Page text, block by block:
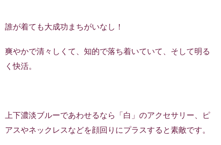
誰が着ても大成功まちがいなし！
爽やかで清々しくて、知的で落ち着いていて、そして明る
く快活。
上下濃淡ブルーであわせるなら「白」のアクセサリー、ピ
アスやネックレスなどを顔回りにプラスすると素敵です。